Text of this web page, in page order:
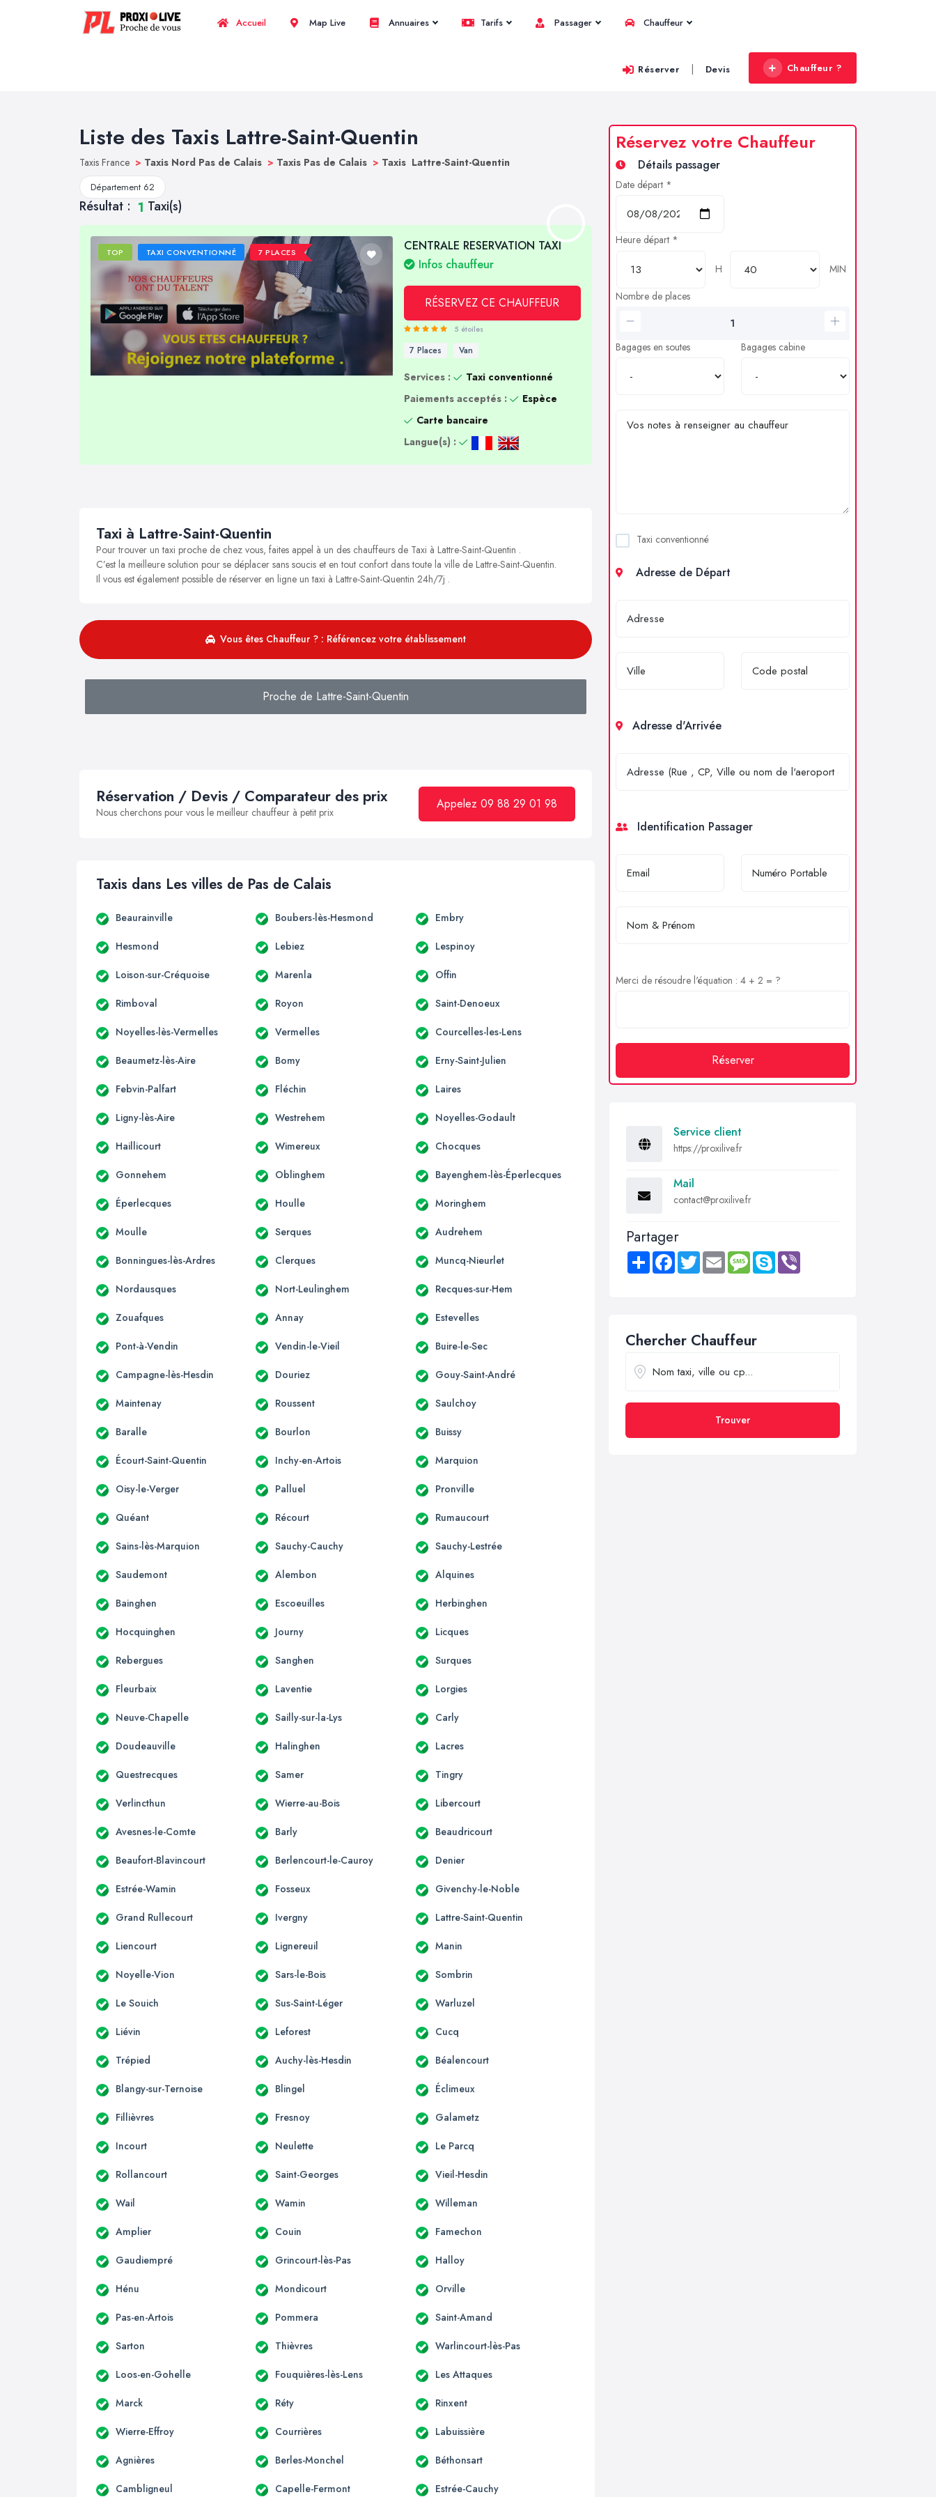
Accueil Map Live Annuaires Tarifs Passager Chauffeur
Réserver | Devis Chauffeur ?
Liste des Taxis Lattre-Saint-Quentin
Taxis France > Taxis Nord Pas de Calais > Taxis Pas de Calais > Taxis Lattre-Saint-Quentin
Département 62
Résultat : 1 Taxi(s)
TOP TAXI CONVENTIONNÉ 7 PLACES
CENTRALE RESERVATION TAXI
Infos chauffeur
RÉSERVEZ CE CHAUFFEUR
5 étoiles
7 Places Van
Services :
Taxi conventionné
Paiements acceptés :
Espèce
Carte bancaire
Langue(s) :
Taxi à Lattre-Saint-Quentin
Pour trouver un taxi proche de chez vous, faites appel à un des chauffeurs de Taxi à Lattre-Saint-Quentin .
C’est la meilleure solution pour se déplacer sans soucis et en tout confort dans toute la ville de Lattre-Saint-Quentin.
Il vous est également possible de réserver en ligne un taxi à Lattre-Saint-Quentin 24h/7j .
Vous êtes Chauffeur ? : Référencez votre établissement
Proche de Lattre-Saint-Quentin
Réservation / Devis / Comparateur des prix
Nous cherchons pour vous le meilleur chauffeur à petit prix
Appelez 09 88 29 01 98
Taxis dans Les villes de Pas de Calais
Beaurainville Boubers-lès-Hesmond Embry
Hesmond Lebiez Lespinoy
Loison-sur-Créquoise Marenla Offin
Rimboval Royon Saint-Denoeux
Noyelles-lès-Vermelles Vermelles Courcelles-les-Lens
Beaumetz-lès-Aire Bomy Erny-Saint-Julien
Febvin-Palfart Fléchin Laires
Ligny-lès-Aire Westrehem Noyelles-Godault
Haillicourt Wimereux Chocques
Gonnehem Oblinghem Bayenghem-lès-Éperlecques
Éperlecques Houlle Moringhem
Moulle Serques Audrehem
Bonningues-lès-Ardres Clerques Muncq-Nieurlet
Nordausques Nort-Leulinghem Recques-sur-Hem
Zouafques Annay Estevelles
Pont-à-Vendin Vendin-le-Vieil Buire-le-Sec
Campagne-lès-Hesdin Douriez Gouy-Saint-André
Maintenay Roussent Saulchoy
Baralle Bourlon Buissy
Écourt-Saint-Quentin Inchy-en-Artois Marquion
Oisy-le-Verger Palluel Pronville
Quéant Récourt Rumaucourt
Sains-lès-Marquion Sauchy-Cauchy Sauchy-Lestrée
Saudemont Alembon Alquines
Bainghen Escoeuilles Herbinghen
Hocquinghen Journy Licques
Rebergues Sanghen Surques
Fleurbaix Laventie Lorgies
Neuve-Chapelle Sailly-sur-la-Lys Carly
Doudeauville Halinghen Lacres
Questrecques Samer Tingry
Verlincthun Wierre-au-Bois Libercourt
Avesnes-le-Comte Barly Beaudricourt
Beaufort-Blavincourt Berlencourt-le-Cauroy Denier
Estrée-Wamin Fosseux Givenchy-le-Noble
Grand Rullecourt Ivergny Lattre-Saint-Quentin
Liencourt Lignereuil Manin
Noyelle-Vion Sars-le-Bois Sombrin
Le Souich Sus-Saint-Léger Warluzel
Liévin Leforest Cucq
Trépied Auchy-lès-Hesdin Béalencourt
Blangy-sur-Ternoise Blingel Éclimeux
Fillièvres Fresnoy Galametz
Incourt Neulette Le Parcq
Rollancourt Saint-Georges Vieil-Hesdin
Wail Wamin Willeman
Amplier Couin Famechon
Gaudiempré Grincourt-lès-Pas Halloy
Hénu Mondicourt Orville
Pas-en-Artois Pommera Saint-Amand
Sarton Thièvres Warlincourt-lès-Pas
Loos-en-Gohelle Fouquières-lès-Lens Les Attaques
Marck Réty Rinxent
Wierre-Effroy Courrières Labuissière
Agnières Berles-Monchel Béthonsart
Cambligneul Capelle-Fermont Estrée-Cauchy
Réservez votre Chauffeur
Détails passager
Date départ *
Heure départ *
H
MIN
Nombre de places
Bagages en soutes Bagages cabine
Taxi conventionné
Adresse de Départ
Adresse d'Arrivée
Identification Passager
Merci de résoudre l'équation : 4 + 2 = ?
Réserver
Service client
https://proxilive.fr
Mail
contact@proxilive.fr
Partager
Share FacebookTwitter Email MessageSkype
Chercher Chauffeur
Trouver